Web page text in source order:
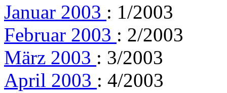
Januar 2003 : 1/2003
Februar 2003 : 2/2003
März 2003 : 3/2003
April 2003 : 4/2003